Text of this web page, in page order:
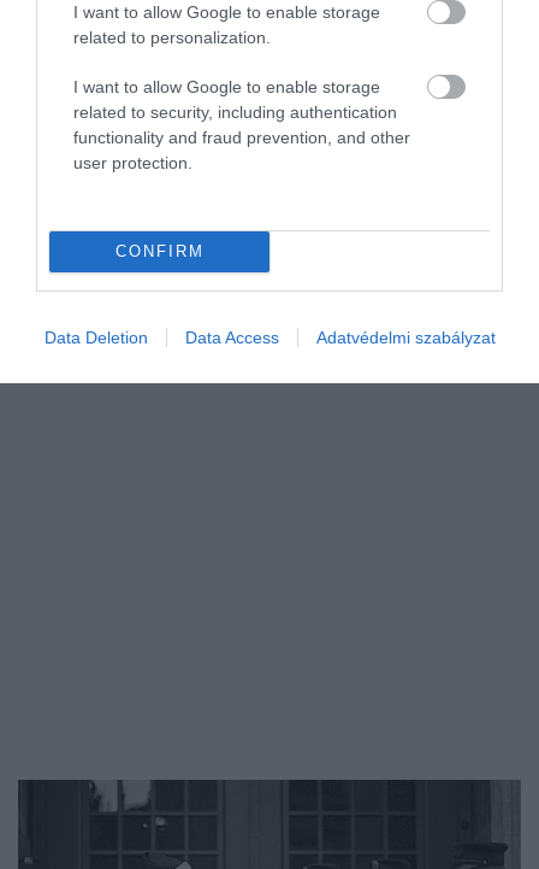
I want to allow Google to enable storage
related to personalization.
I want to allow Google to enable storage
related to security, including authentication
functionality and fraud prevention, and other
user protection.
CONFIRM
Data Deletion Data Access Adatvédelmi szabályzat
Új genetikai vizsgálatok eddig ismeretlen
részleteket tártak fel Adolf Hitler
egészségi állapotáról, amelyek
befolyásolhatták személyiségét és
építették fel, amelyet egy amerikai…
2025. NOVEMBER 18. ● HAMU ÉS GYÉMÁNT
derült fény Hitlerrel
kapcsolatban